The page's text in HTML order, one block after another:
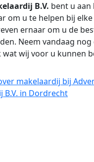
B.V. bent u aan
om u te helpen bij
ernaar om u de
Neem vandaag
wat wij voor u kunnen
makelaardij bij
B.V. in Dordrecht